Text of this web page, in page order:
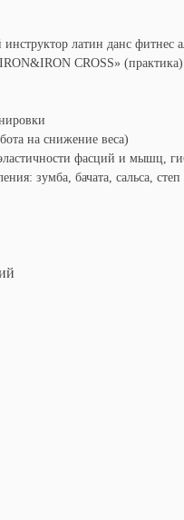
латин данс фитнес
CROSS» (практика)
на снижение веса)
фасций и мышц,
зумба, бачата, сальса, степ